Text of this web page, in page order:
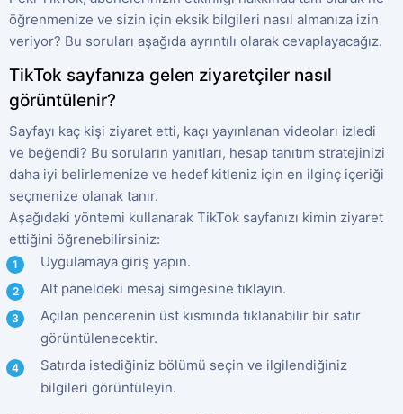
öğrenmenize ve sizin için eksik bilgileri nasıl almanıza izin
veriyor? Bu soruları aşağıda ayrıntılı olarak cevaplayacağız.
TikTok sayfanıza gelen ziyaretçiler nasıl
görüntülenir?
Sayfayı kaç kişi ziyaret etti, kaçı yayınlanan videoları izledi
ve beğendi? Bu soruların yanıtları, hesap tanıtım stratejinizi
daha iyi belirlemenize ve hedef kitleniz için en ilginç içeriği
seçmenize olanak tanır.
Aşağıdaki yöntemi kullanarak TikTok sayfanızı kimin ziyaret
ettiğini öğrenebilirsiniz:
Uygulamaya giriş yapın.
Alt paneldeki mesaj simgesine tıklayın.
Açılan pencerenin üst kısmında tıklanabilir bir satır
görüntülenecektir.
Satırda istediğiniz bölümü seçin ve ilgilendiğiniz
bilgileri görüntüleyin.